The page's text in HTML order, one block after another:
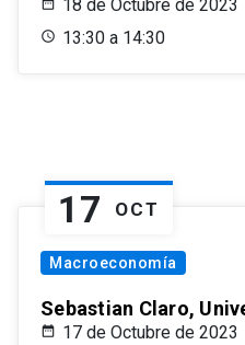
18 de Octubre de 2023
13:30 a 14:30
17 OCT
Macroeconomía
Sebastian Claro,
17 de Octubre de 2023